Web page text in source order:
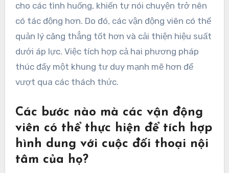
cho các tình huống, khiến tự nói chuyện trở nên
có tác động hơn. Do đó, các vận động viên có thể
quản lý căng thẳng tốt hơn và cải thiện hiệu suất
dưới áp lực. Việc tích hợp cả hai phương pháp
thúc đẩy một khung tư duy mạnh mẽ hơn để
vượt qua các thách thức.
Các bước nào mà các vận động
viên có thể thực hiện để tích hợp
hình dung với cuộc đối thoại nội
tâm của họ?